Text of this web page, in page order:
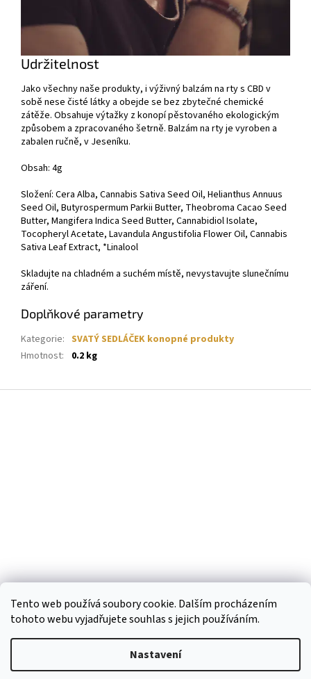
Tento web používá soubory cookie. Dalším procházením
tohoto webu vyjadřujete souhlas s jejich používáním.
Nastavení
Udržitelnost
Jako všechny naše produkty, i výživný balzám na rty s CBD v
sobě nese čisté látky a obejde se bez zbytečné chemické
zátěže. Obsahuje výtažky z konopí pěstovaného ekologickým
způsobem a zpracovaného šetrně. Balzám na rty je vyroben a
zabalen ručně, v Jeseníku.
Obsah: 4g
Složení: Cera Alba, Cannabis Sativa Seed Oil, Helianthus Annuus
Seed Oil, Butyrospermum Parkii Butter, Theobroma Cacao Seed
Butter, Mangifera Indica Seed Butter, Cannabidiol Isolate,
Tocopheryl Acetate, Lavandula Angustifolia Flower Oil, Cannabis
Sativa Leaf Extract, *Linalool
Skladujte na chladném a suchém místě, nevystavujte slunečnímu
záření.
Doplňkové parametry
Kategorie: SVATÝ SEDLÁČEK konopné produkty
Hmotnost: 0.2 kg